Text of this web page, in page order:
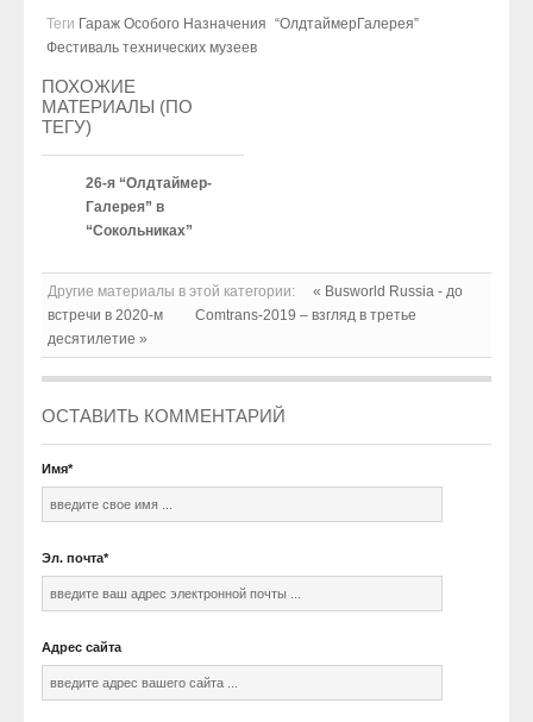
Теги Гараж Особого Назначения “ОлдтаймерГалерея”
Фестиваль технических музеев
ПОХОЖИЕ
МАТЕРИАЛЫ (ПО
ТЕГУ)
26-я “Олдтаймер-
Галерея” в
“Сокольниках”
Другие материалы в этой категории:
« Busworld Russia - до
встречи в 2020-м
Comtrans-2019 – взгляд в третье
десятилетие »
ОСТАВИТЬ КОММЕНТАРИЙ
Имя*
Эл. почта*
Адрес сайта